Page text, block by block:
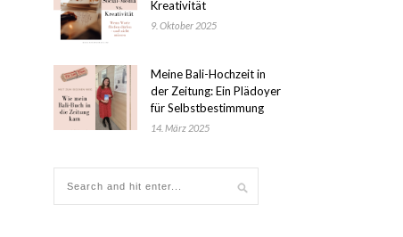
Kreativität
9. Oktober 2025
Meine Bali-Hochzeit in
der Zeitung: Ein Plädoyer
für Selbstbestimmung
14. März 2025